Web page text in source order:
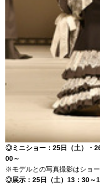
◎ミニショー：25日（土）・
00～
※モデルとの写真撮影はショ
◎展示：25日（土）13：30～